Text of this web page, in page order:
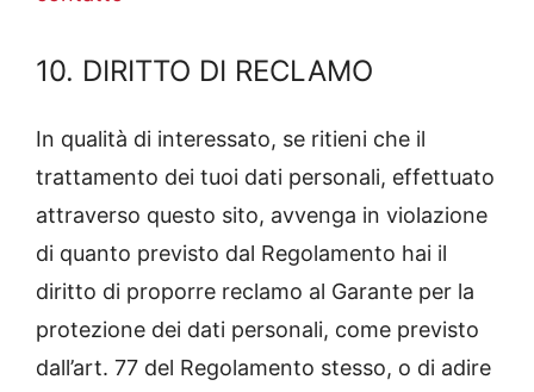
10. DIRITTO DI RECLAMO
In qualità di interessato, se ritieni che il
trattamento dei tuoi dati personali, effettuato
attraverso questo sito, avvenga in violazione
di quanto previsto dal Regolamento hai il
diritto di proporre reclamo al Garante per la
protezione dei dati personali, come previsto
dall’art. 77 del Regolamento stesso, o di adire